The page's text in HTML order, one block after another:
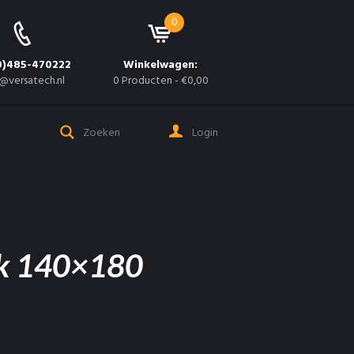
470222
0
Winkelwagen:
0 Producten-€0,00
Login
140×180